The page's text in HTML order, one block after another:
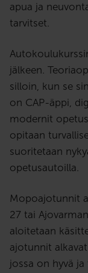
apua ja
tarvitset.
jälkeen.
silloin, kun se
on CAP-äppi,
modernit
opitaan
suoritetaan
opetusautoilla.
Mopoajotunnit
27 tai
aloitetaan
ajotunnit
jossa on hyvä